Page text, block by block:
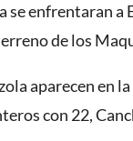
se enfrentaran
de los
aparecen en
con 22,